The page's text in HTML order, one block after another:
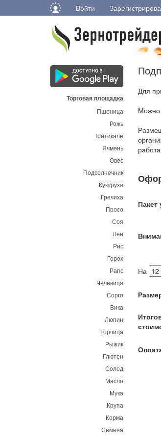
Войти
Торговая площадка
Пшеница
Рожь
Тритикале
Ячмень
Овес
Подсолнечник
Кукуруза
Гречиха
Просо
Соя
Лен
Рис
Горох
Рапс
Чечевица
Сорго
Вика
Люпин
Горчица
Рыжик
Глютен
Солод
Масло
Мука
Крупа
Корма
Семена
Для
Можно
Пакет
На